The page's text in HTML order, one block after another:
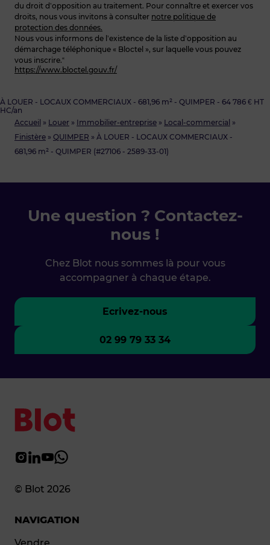
Accueil » Louer » Immobilier-entreprise » Local-commercial »
Finistère » QUIMPER » À LOUER - LOCAUX COMMERCIAUX -
681,96 m² - QUIMPER (#27106 - 2589-33-01)
À LOUER - LOCAUX COMMERCIAUX - 681,96 m² - QUIMPER - 64 786 € HT
HC/an
du droit d’opposition au traitement. Pour connaître et exercer vos
droits, nous vous invitons à consulter notre politique de
protection des données.
Nous vous informons de l’existence de la liste d’opposition au
démarchage téléphonique « Bloctel », sur laquelle vous pouvez
vous inscrire.“
https://www.bloctel.gouv.fr/
Une question ? Contactez-
nous !
Chez Blot nous sommes là pour vous
accompagner à chaque étape.
Ecrivez-nous
02 99 79 33 34
© Blot 2026
NAVIGATION